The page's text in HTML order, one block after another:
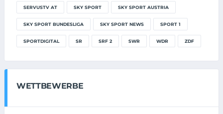
SERVUSTV AT SKY SPORT SKY SPORT AUSTRIA
SKY SPORT BUNDESLIGA SKY SPORT NEWS SPORT 1
SPORTDIGITAL SR SRF 2 SWR WDR ZDF
WETTBEWERBE